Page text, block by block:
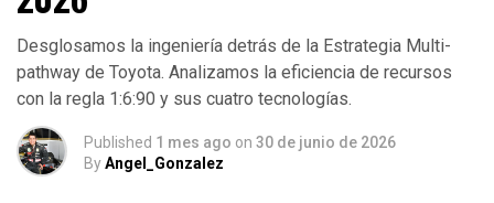
Desglosamos la ingeniería detrás de la Estrategia Multi-
pathway de Toyota. Analizamos la eficiencia de recursos
con la regla 1:6:90 y sus cuatro tecnologías.
Published 1 mes ago on 30 de junio de 2026
ByAngel_Gonzalez